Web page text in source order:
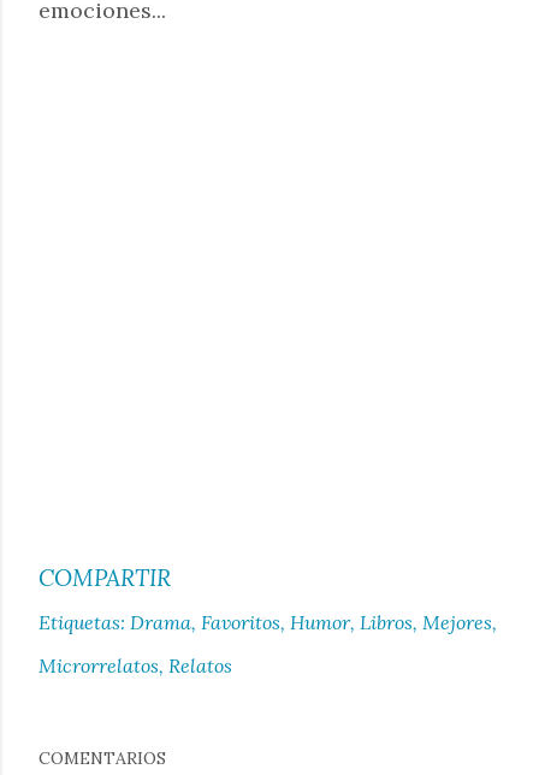
emociones...
COMPARTIR
Etiquetas: Drama Favoritos Humor Libros Mejores
Microrrelatos Relatos
COMENTARIOS